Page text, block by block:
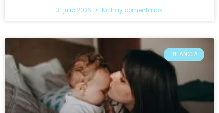
31 julio 2026 No hay comentarios
INFANCIA